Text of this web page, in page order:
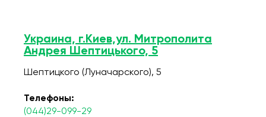
Украина, г.Киев,ул. Митрополита
Андрея Шептицького, 5
Шептицкого (Луначарского), 5
Телефоны:
(044)29-099-29